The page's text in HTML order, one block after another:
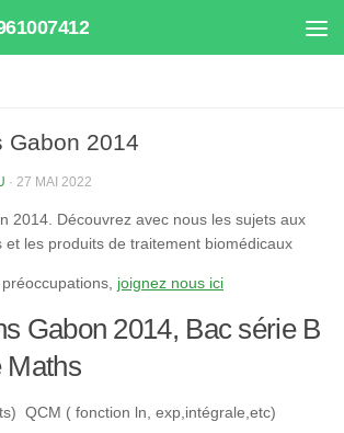
Gabon 2014
· 27 MAI 2022
2014. Découvrez avec nous les sujets aux
et les produits de traitement biomédicaux
joignez nous ici
Gabon 2014, Bac série B
Maths
QCM ( fonction ln, exp,intégrale,etc)